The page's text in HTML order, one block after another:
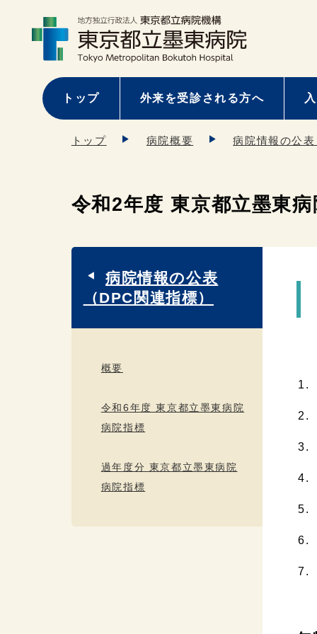
トップ 外来を受診される方へ
トップ 病院概要 病院情報の公
令和2年度 東京都立墨東
病院情報の公表
（DPC関連指標）
概要
令和6年度 東京都立墨東病院
病院指標
過年度分 東京都立墨東病院
病院指標